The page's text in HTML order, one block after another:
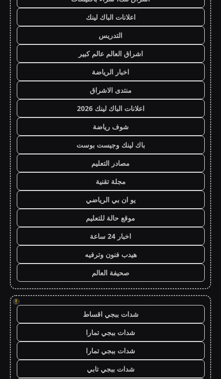
اعلانات الباك لينك
التدريس
اشراق العالم عالم كبير
اخبار الرياضة
منتدى الاشراق
اعلانات الباك لينك 2026
شوف رياضة
باك لينك وجيست بوست
مصادر التعليم
مجلة تقنية
يو ان بي الرياضي
موقع حالة للتعليم
اخبار 24 ساعة
هيدب فنون وترفيه
صحيفة العالم
!
شدات ببجي اقساط
شدات ببجي تمارا
شدات ببجي تمارا
شدات ببجي تابي